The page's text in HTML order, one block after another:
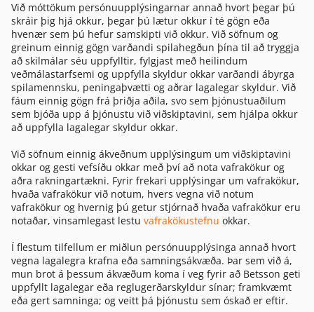
Við móttökum persónuupplýsingarnar annað hvort þegar þú
skráir þig hjá okkur, þegar þú lætur okkur í té gögn eða
hvenær sem þú hefur samskipti við okkur. Við söfnum og
greinum einnig gögn varðandi spilahegðun þína til að tryggja
að skilmálar séu uppfylltir, fylgjast með heilindum
veðmálastarfsemi og uppfylla skyldur okkar varðandi ábyrga
spilamennsku, peningaþvætti og aðrar lagalegar skyldur. Við
fáum einnig gögn frá þriðja aðila, svo sem þjónustuaðilum
sem bjóða upp á þjónustu við viðskiptavini, sem hjálpa okkur
að uppfylla lagalegar skyldur okkar.
Við söfnum einnig ákveðnum upplýsingum um viðskiptavini
okkar og gesti vefsíðu okkar með því að nota vafrakökur og
aðra rakningartækni. Fyrir frekari upplýsingar um vafrakökur,
hvaða vafrakökur við notum, hvers vegna við notum
vafrakökur og hvernig þú getur stjórnað hvaða vafrakökur eru
notaðar, vinsamlegast lestu vafrakökustefnu okkar.
Í flestum tilfellum er miðlun persónuupplýsinga annað hvort
vegna lagalegra krafna eða samningsákvæða. Þar sem við á,
mun brot á þessum ákvæðum koma í veg fyrir að Betsson geti
uppfyllt lagalegar eða reglugerðarskyldur sínar; framkvæmt
eða gert samninga; og veitt þá þjónustu sem óskað er eftir.